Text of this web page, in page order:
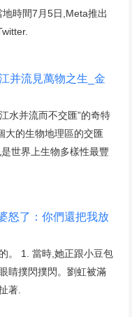
地時間7月5日,Meta推出
并流見萬物之生_金
水并流而不交匯”的奇特
大的生物地理區的交匯
世界上生物多樣性最豐
怒了：你們還把我放
。 1. 當時,她正跟小豆包
睛撲閃撲閃。劉虹被滿
著.